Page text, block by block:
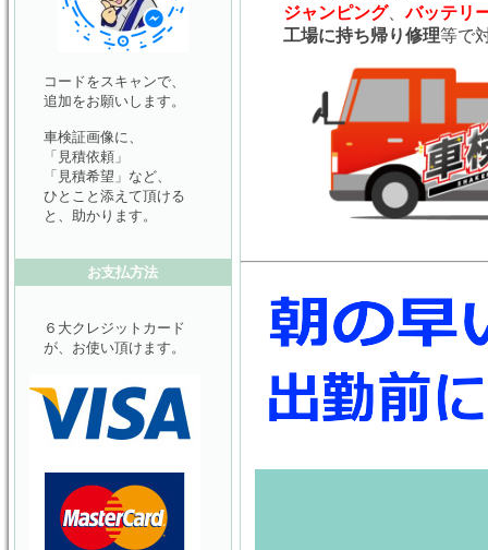
ジャンピング、バッテリ
工場に持ち帰り修理等で
コードをスキャンで、
追加をお願いします。
車検証画像に、
「見積依頼」
「見積希望」など、
ひとこと添えて頂ける
と、助かります。
お支払方法
６大クレジットカード
が、お使い頂けます。